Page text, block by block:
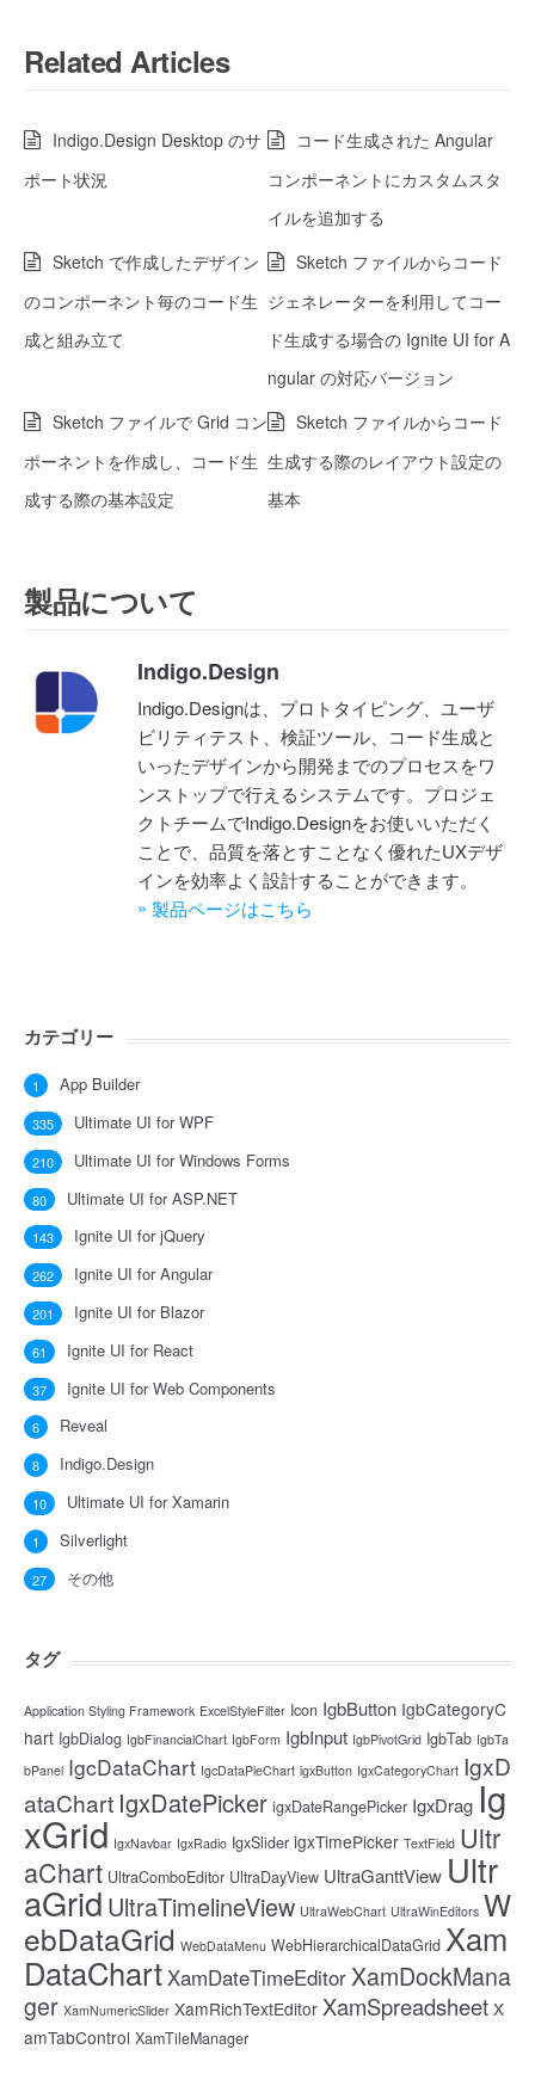
Related Articles
Indigo.Design Desktop のサ
ポート状況
コード生成された Angular
コンポーネントにカスタムスタ
イルを追加する
Sketch で作成したデザイン
のコンポーネント毎のコード生
成と組み立て
Sketch ファイルからコード
ジェネレーターを利用してコー
ド生成する場合の Ignite UI for A
ngular の対応バージョン
Sketch ファイルで Grid コン
ポーネントを作成し、コード生
成する際の基本設定
Sketch ファイルからコード
生成する際のレイアウト設定の
基本
製品について
Indigo.Design
Indigo.Designは、プロトタイピング、ユーザ
ビリティテスト、検証ツール、コード生成と
いったデザインから開発までのプロセスをワ
ンストップで行えるシステムです。プロジェ
クトチームでIndigo.Designをお使いいただく
ことで、品質を落とすことなく優れたUXデザ
インを効率よく設計することができます。
» 製品ページはこちら
カテゴリー
App Builder
1
Ultimate UI for WPF
335
Ultimate UI for Windows Forms
210
Ultimate UI for ASP.NET
80
Ignite UI for jQuery
143
Ignite UI for Angular
262
Ignite UI for Blazor
201
Ignite UI for React
61
Ignite UI for Web Components
37
Reveal
6
Indigo.Design
8
Ultimate UI for Xamarin
10
Silverlight
1
その他
27
タグ
Application Styling Framework ExcelStyleFilter Icon IgbButton IgbCategoryC
hart IgbDialog IgbFinancialChart IgbForm IgbInput IgbPivotGrid IgbTab IgbTa
bPanel IgcDataChart IgcDataPieChart igxButton IgxCategoryChart IgxD
ataChart IgxDatePicker igxDateRangePicker IgxDragIg
xGrid IgxNavbar IgxRadio IgxSlider igxTimePicker TextField Ultr
aChart UltraComboEditor UltraDayView UltraGanttView Ultr
aGrid UltraTimelineView UltraWebChart UltraWinEditors W
ebDataGrid WebDataMenu WebHierarchicalDataGrid Xam
DataChartXamDateTimeEditorXamDockMana
ger XamNumericSlider XamRichTextEditor XamSpreadsheet X
amTabControl XamTileManager